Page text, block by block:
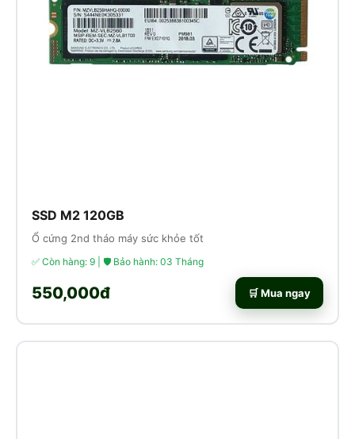
SSD M2 120GB
Ổ cứng 2nd tháo máy sức khỏe tốt
✅ Còn hàng: 9 | 🛡 Bảo hành: 03 Tháng
550,000đ 🛒 Mua ngay